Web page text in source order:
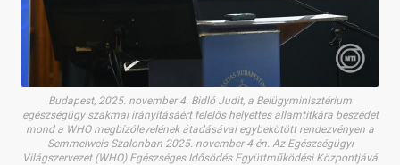
Budapest, 2025. november 4. Bidló Judit, a Belügyminisztérium
egészségügy szakmai irányításáért felelős helyettes államtitkára beszédet
mond a WHO megbízólevelének átadásával egybekötött rendezvényen a
Semmelweis Szalonban 2025. november 4-én. Az Egészségügyi
Világszervezet (WHO) Egészséges Idősödés Együttműködési Központjává